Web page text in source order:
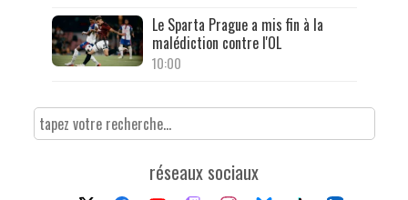
Le Sparta Prague a mis fin à la
malédiction contre l'OL
10:00
réseaux sociaux